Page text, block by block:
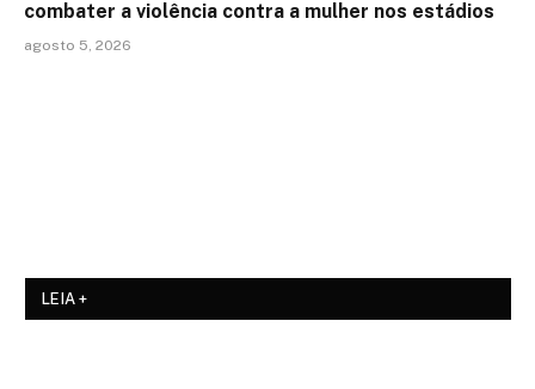
combater a violência contra a mulher nos estádios
agosto 5, 2026
LEIA +